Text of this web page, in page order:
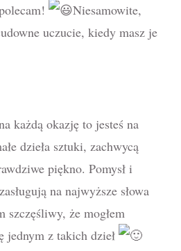
Niesamowite,
uczucie, kiedy masz je
każdą okazję to jesteś na
dzieła sztuki, zachwycą
piękno. Pomysł i
na najwyższe słowa
szczęśliwy, że mogłem
jednym z takich dzieł